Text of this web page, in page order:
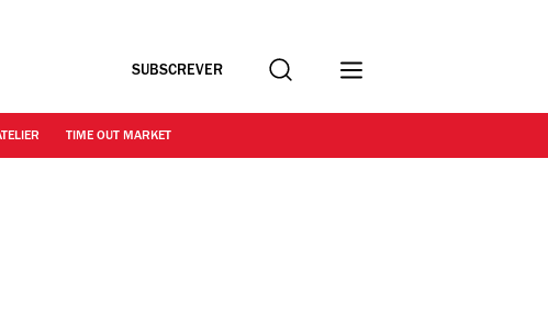
SUBSCREVER Procurar
TIME OUT MARKET